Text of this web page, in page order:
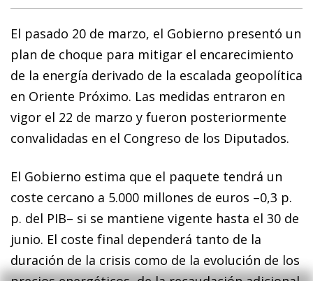
El pasado 20 de marzo, el Gobierno presentó un
plan de choque para mitigar el encarecimiento
de la energía derivado de la escalada geopolítica
en Oriente Próximo. Las medidas entraron en
vigor el 22 de marzo y fueron posteriormente
convalidadas en el Congreso de los Diputados.
El Gobierno estima que el paquete tendrá un
coste cercano a 5.000 millones de euros –0,3 p.
p. del PIB– si se mantiene vigente hasta el 30 de
junio. El coste final dependerá tanto de la
duración de la crisis como de la evolución de los